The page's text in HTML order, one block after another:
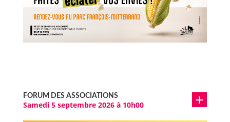
FORUM DES ASSOCIATIONS
Samedi 5 septembre 2026 à 10h00